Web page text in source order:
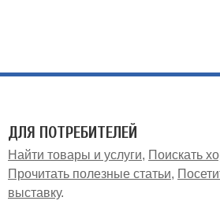
ДЛЯ ПОТРЕБИТЕЛЕЙ
Найти товары и услуги
Поискать
Прочитать полезные статьи
выставку